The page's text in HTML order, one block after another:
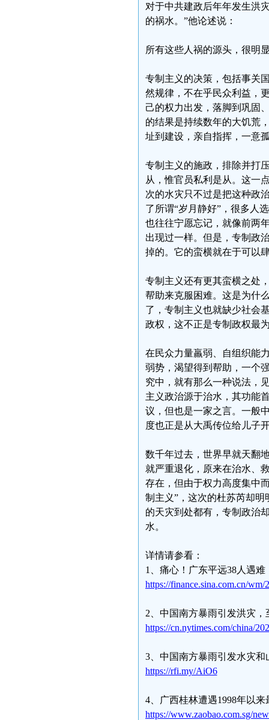
对于中共建政后年年发生洪
的祸水。”他论述说：
所有这些人祸的源头，很明
专制主义的决策，包括事关
然规律，不在乎民众利益，
己的权力出发，落脚到巩固
的结果是持续数年的大饥荒
址到建设，亲自指挥，一意
专制主义的施政，排除并打
从，惟官员私利是从。这一
次的水灾只不过是把这种政
了所谓“岁月静好”，很多人
也往往宁愿忘记，就像前两
出现过一样。但是，专制政
掉的。它的蛮横就在于可以
专制主义还有更其蛮横之处
帮助来克服困难。这是为什
了，专制主义也就缺少社会
政权，这不正是专制政权最
在民众力量羸弱、自组织能
弱势，渴望得到帮助，一个
究中，就有那么一种说法，
主义政治源于治水，其功能
议，但也是一家之言。一般
度也正是从大禹传位给儿子
数千年过去，世界早就天翻
就严重退化，原来在治水、
存在，但由于权力高度集中
制主义”，这次的杜苏芮却
的天灾到处都有，专制政治
水。
详情请参看：
1、痛心！广东平远38人遇难
https://finance.sina.com.cn/
2、中国南方暴雨引发洪灾，
https://cn.nytimes.com/china/
3、中国南方暴雨引发水灾和
https://rfi.my/AiO6
4、广西桂林遭遇1998年以来
https://www.zaobao.com.sg/